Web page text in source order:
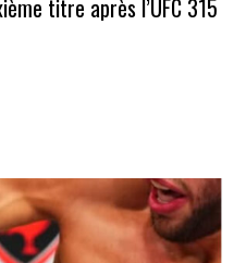
titre après l’UFC 315